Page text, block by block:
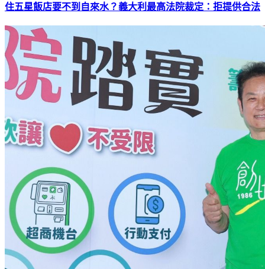
住五星飯店要不到自來水？義大利最高法院裁定：拒提供合法